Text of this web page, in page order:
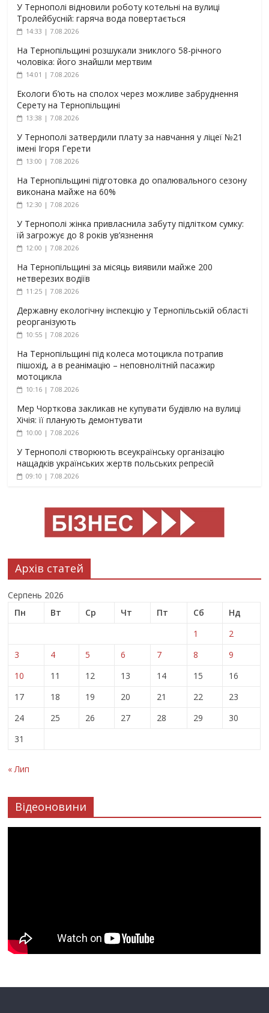
У Тернополі відновили роботу котельні на вулиці
Тролейбусній: гаряча вода повертається
14:33 | 7.08.2026
На Тернопільщині розшукали зниклого 58-річного
чоловіка: його знайшли мертвим
14:01 | 7.08.2026
Екологи б’ють на сполох через можливе забруднення
Серету на Тернопільщині
13:38 | 7.08.2026
У Тернополі затвердили плату за навчання у ліцеї №21
імені Ігоря Герети
13:00 | 7.08.2026
На Тернопільщині підготовка до опалювального сезону
виконана майже на 60%
12:30 | 7.08.2026
У Тернополі жінка привласнила забуту підлітком сумку:
їй загрожує до 8 років ув’язнення
12:00 | 7.08.2026
На Тернопільщині за місяць виявили майже 200
нетверезих водіїв
11:25 | 7.08.2026
Державну екологічну інспекцію у Тернопільській області
реорганізують
10:55 | 7.08.2026
На Тернопільщині під колеса мотоцикла потрапив
пішохід, а в реанімацію – неповнолітній пасажир
мотоцикла
10:16 | 7.08.2026
Мер Чорткова закликав не купувати будівлю на вулиці
Хічія: її планують демонтувати
10:00 | 7.08.2026
У Тернополі створюють всеукраїнську організацію
нащадків українських жертв польських репресій
09:10 | 7.08.2026
Архів статей
Серпень 2026
Пн
Вт Ср Чт Пт Сб
Нд
1
2
3
4 5 6 7 8
9
10
11 12 13 14 15
16
17
18 19 20 21 22
23
24
25 26 27 28 29
30
31
« Лип
Відеоновини